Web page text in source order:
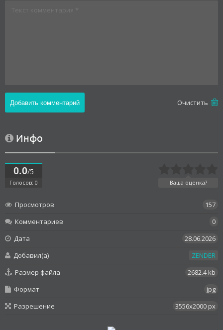
Oчистить
Инфо
0.0/5
Голосов: 0 Ваша оценка?
Просмотров
157
Комментариев
0
Дата
28.06.2026
Добавил(а)
ZENDER
Размер файла
2682.4 kb
Формат
jpg
Разрешение
3556x2000 px